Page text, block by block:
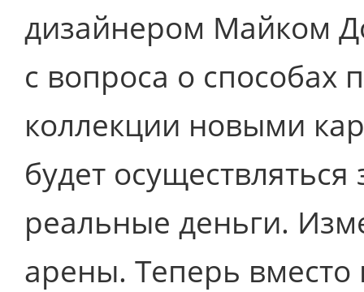
дизайнером Майком
с вопроса о способах
коллекции новыми
будет
реальные деньги.
арены. Теперь вместо